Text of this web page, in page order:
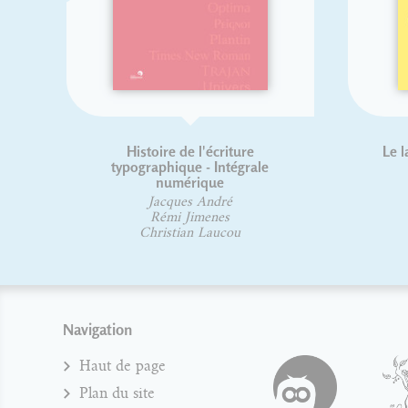
Histoire de l'écriture
typographique - Intégrale
numérique
Jacques André
Rémi Jimenes
Christian Laucou
Le
Navigation
Haut de page
Plan du site